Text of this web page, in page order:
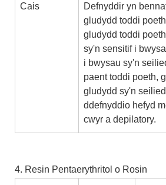
Cais
Defnyddir yn
gludydd toddi
gludydd toddi
sy'n sensitif i
i bwysau sy'n
paent toddi poeth,
gludydd sy'n
ddefnyddio hefyd
cwyr a depilatory.
4. Resin Pentaerythritol o Rosin